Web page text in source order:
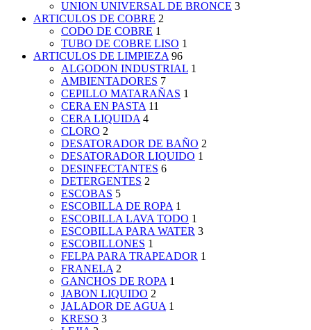
UNION UNIVERSAL DE BRONCE 3
ARTICULOS DE COBRE 2
CODO DE COBRE 1
TUBO DE COBRE LISO 1
ARTICULOS DE LIMPIEZA 96
ALGODON INDUSTRIAL 1
AMBIENTADORES 7
CEPILLO MATARAÑAS 1
CERA EN PASTA 11
CERA LIQUIDA 4
CLORO 2
DESATORADOR DE BAÑO 2
DESATORADOR LIQUIDO 1
DESINFECTANTES 6
DETERGENTES 2
ESCOBAS 5
ESCOBILLA DE ROPA 1
ESCOBILLA LAVA TODO 1
ESCOBILLA PARA WATER 3
ESCOBILLONES 1
FELPA PARA TRAPEADOR 1
FRANELA 2
GANCHOS DE ROPA 1
JABON LIQUIDO 2
JALADOR DE AGUA 1
KRESO 3